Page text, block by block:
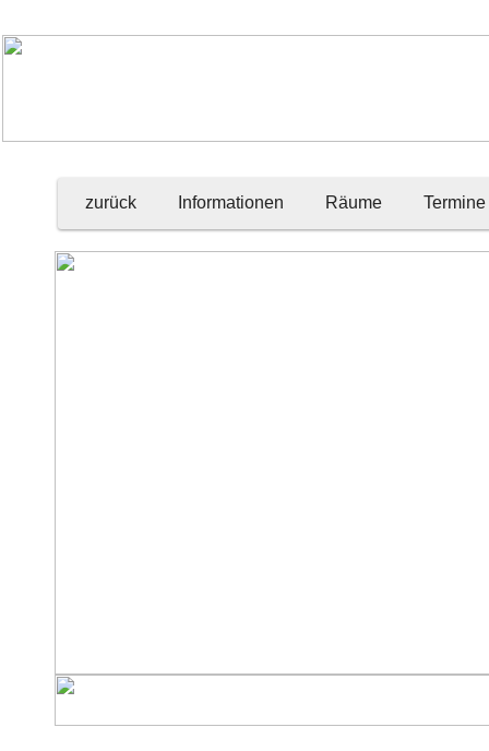
zurück Informationen Räume Termine